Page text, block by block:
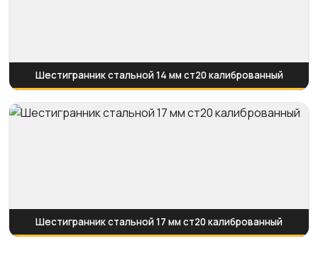
Шестигранник стальной 14 мм ст20 калиброванный
Шестигранник стальной 17 мм ст20 калиброванный